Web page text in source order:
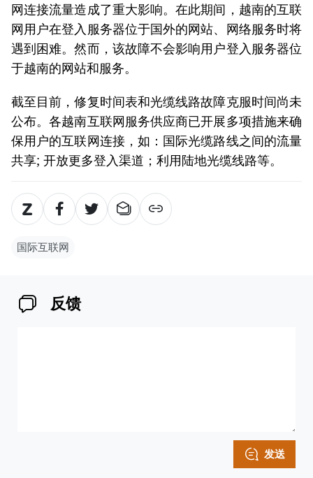
网连接流量造成了重大影响。在此期间，越南的互联
网用户在登入服务器位于国外的网站、网络服务时将
遇到困难。然而，该故障不会影响用户登入服务器位
于越南的网站和服务。
截至目前，修复时间表和光缆线路故障克服时间尚未
公布。各越南互联网服务供应商已开展多项措施来确
保用户的互联网连接，如：国际光缆路线之间的流量
共享; 开放更多登入渠道；利用陆地光缆线路等。
国际互联网
反馈
发送